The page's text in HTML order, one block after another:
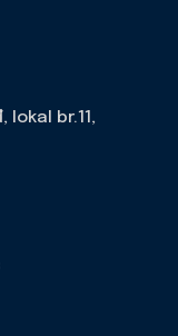
lokal br.11,